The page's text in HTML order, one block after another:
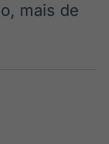
mais de